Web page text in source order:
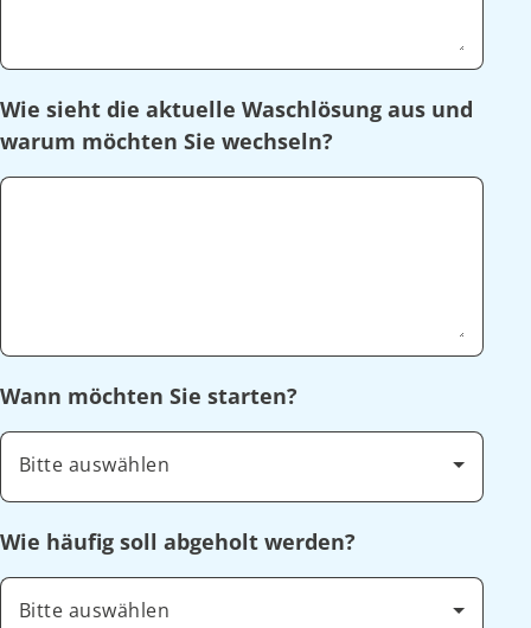
Wie sieht die aktuelle Waschlösung aus und
warum möchten Sie wechseln?
Wann möchten Sie starten?
Bitte auswählen
Wie häufig soll abgeholt werden?
Bitte auswählen